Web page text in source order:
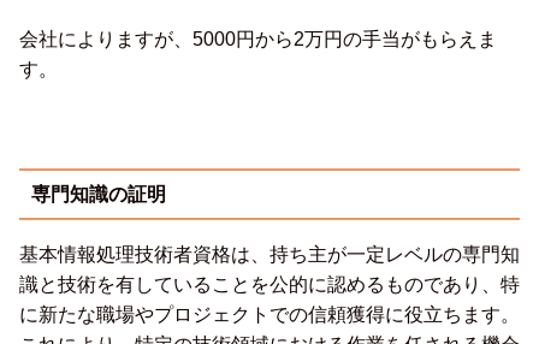
会社によりますが、5000円から2万円の手当がもらえま
す。
専門知識の証明
基本情報処理技術者資格は、持ち主が一定レベルの専門知
識と技術を有していることを公的に認めるものであり、特
に新たな職場やプロジェクトでの信頼獲得に役立ちます。